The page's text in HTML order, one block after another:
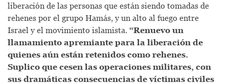
liberación de las personas que están siendo tomadas de
rehenes por el grupo Hamás, y un alto al fuego entre
Israel y el movimiento islamista. “Renuevo un
llamamiento apremiante para la liberación de
quienes aún están retenidos como rehenes.
Suplico que cesen las operaciones militares, con
sus dramáticas consecuencias de víctimas civiles